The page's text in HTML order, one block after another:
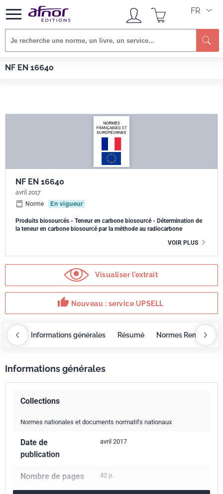
FR
NF EN 16640
Afnor EDITIONS
NF EN 16640
avril 2017
Norme
En vigueur
Produits biosourcés - Teneur en carbone biosourcé - Détermination de
la teneur en carbone biosourcé par la méthode au radiocarbone
VOIR PLUS
Visualiser l'extrait
thumb_up Nouveau : service UPSELL
Informations générales Résumé Normes
Informations générales
Collections
Normes nationales et documents normatifs nationaux
Date de
publication
avril 2017
Nombre de pages 42 p.